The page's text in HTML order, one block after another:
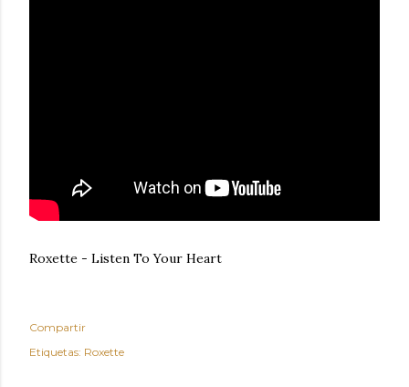
Roxette - Listen To Your Heart
Compartir
Etiquetas: Roxette